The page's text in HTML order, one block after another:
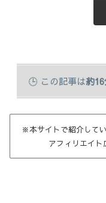
この記事は約
※本サイトで紹介して
アフィリエイ